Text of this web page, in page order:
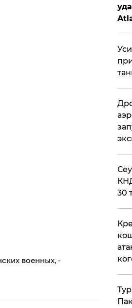
военных, -
30